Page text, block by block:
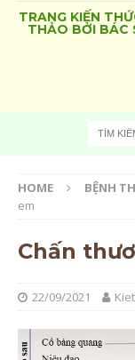
TRANG KIẾN
THẢO BỞI BÁC
HOME BỆNH
em
Chấn
22/09/2021